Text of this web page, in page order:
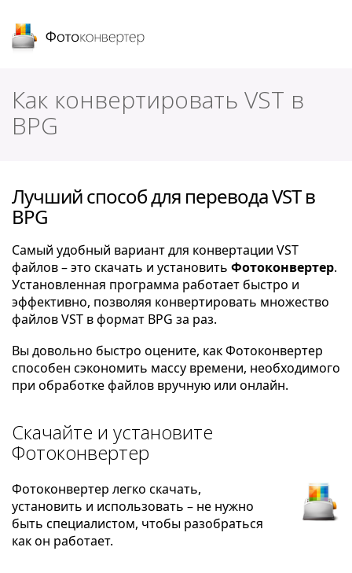
Как конвертировать VST в
BPG
Лучший способ для перевода VST в
BPG
Самый удобный вариант для конвертации VST
файлов – это скачать и установить Фотоконвертер.
Установленная программа работает быстро и
эффективно, позволяя конвертировать множество
файлов VST в формат BPG за раз.
Вы довольно быстро оцените, как Фотоконвертер
способен сэкономить массу времени, необходимого
при обработке файлов вручную или онлайн.
Скачайте и установите
Фотоконвертер
Фотоконвертер легко скачать,
установить и использовать – не нужно
быть специалистом, чтобы разобраться
как он работает.